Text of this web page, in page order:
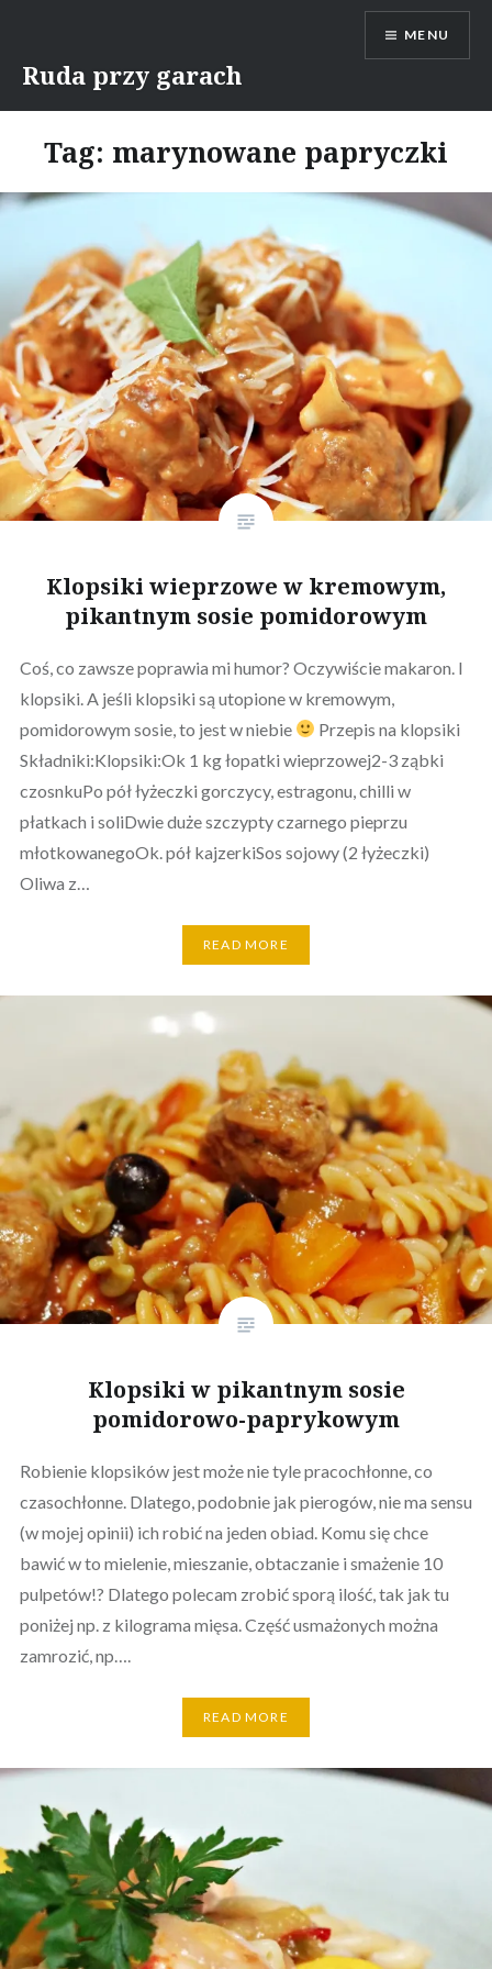
content
Ruda przy garach
MENU
Tag: marynowane papryczki
Klopsiki wieprzowe w kremowym,
pikantnym sosie pomidorowym
Coś, co zawsze poprawia mi humor? Oczywiście makaron. I
klopsiki. A jeśli klopsiki są utopione w kremowym,
pomidorowym sosie, to jest w niebie
Przepis na klopsiki
Składniki:Klopsiki:Ok 1 kg łopatki wieprzowej2-3 ząbki
czosnkuPo pół łyżeczki gorczycy, estragonu, chilli w
płatkach i soliDwie duże szczypty czarnego pieprzu
młotkowanegoOk. pół kajzerkiSos sojowy (2 łyżeczki)
Oliwa z…
READ MORE
Klopsiki w pikantnym sosie
pomidorowo-paprykowym
Robienie klopsików jest może nie tyle pracochłonne, co
czasochłonne. Dlatego, podobnie jak pierogów, nie ma sensu
(w mojej opinii) ich robić na jeden obiad. Komu się chce
bawić w to mielenie, mieszanie, obtaczanie i smażenie 10
pulpetów!? Dlatego polecam zrobić sporą ilość, tak jak tu
poniżej np. z kilograma mięsa. Część usmażonych można
zamrozić, np….
READ MORE